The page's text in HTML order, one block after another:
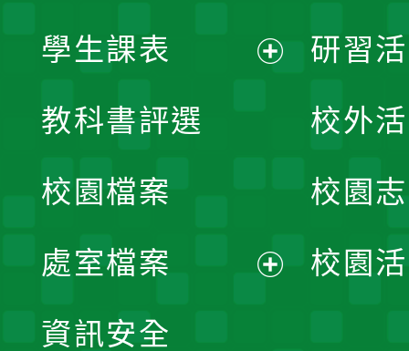
學生課表
單
教科書評選
校園檔案
處室檔案
資訊安全
研習
校外
校園
校園